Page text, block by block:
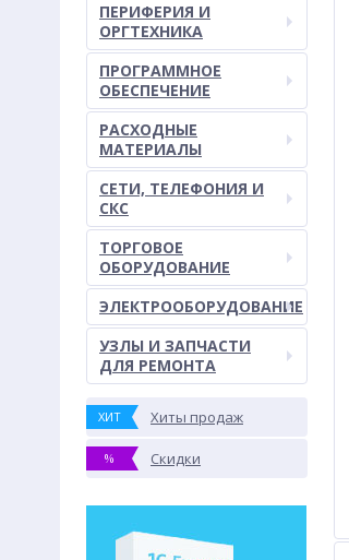
ПЕРИФЕРИЯ И
ОРГТЕХНИКА
ПРОГРАММНОЕ
ОБЕСПЕЧЕНИЕ
РАСХОДНЫЕ
МАТЕРИАЛЫ
СЕТИ, ТЕЛЕФОНИЯ И
СКС
ТОРГОВОЕ
ОБОРУДОВАНИЕ
ЭЛЕКТРООБОРУДОВАНИЕ
УЗЛЫ И ЗАПЧАСТИ
ДЛЯ РЕМОНТА
ХИТ Хиты продаж
% Скидки